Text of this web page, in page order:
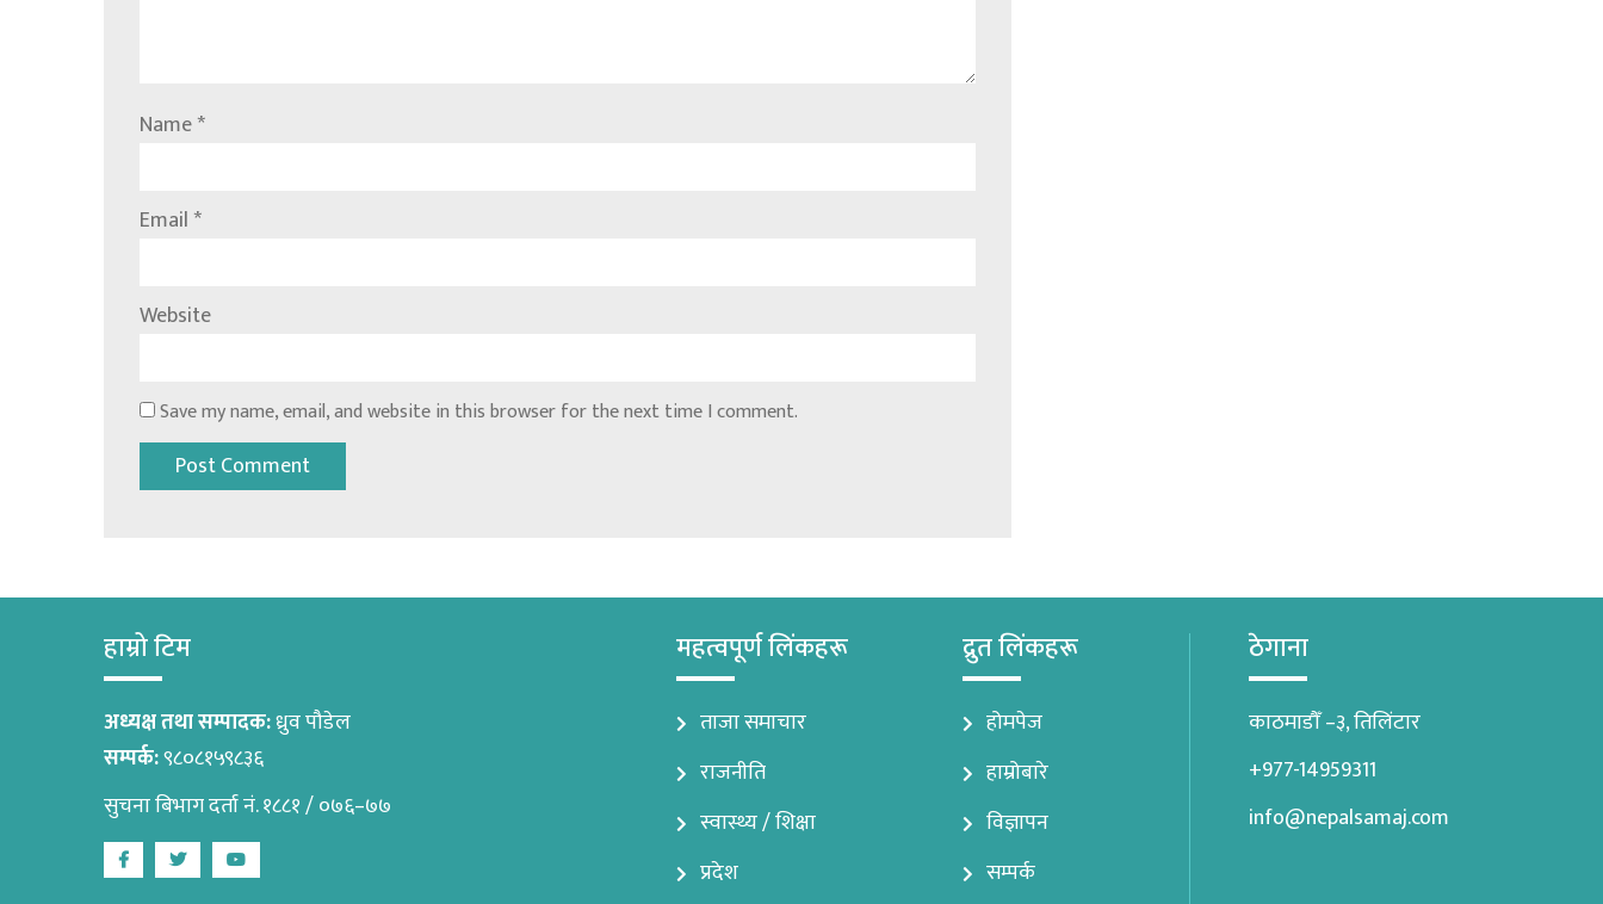
Name*
Email*
Website
Save my name, email, and website in this browser for the next time I comment.
हाम्रो टिम
अध्यक्ष तथा सम्पादक:ध्रुव पौडेल
सम्पर्क:९८०८१५९८३६
सुचना बिभाग दर्ता नं. १८८१ / ०७६–७७
FacebookTwitterYoutube
महत्वपूर्ण लिंकहरू
ताजा समाचार
राजनीति
स्वास्थ्य / शिक्षा
प्रदेश
द्रुत लिंकहरू
होमपेज
हाम्रोबारे
विज्ञापन
सम्पर्क
ठेगाना
काठमाडौँ –३, तिलिंटार
+977-14959311
info@nepalsamaj.com